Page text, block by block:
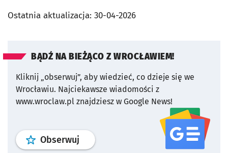
Ostatnia aktualizacja: 30-04-2026
BĄDŹ NA BIEŻĄCO Z WROCŁAWIEM!
Kliknij „obserwuj”, aby wiedzieć, co dzieje się we
Wrocławiu. Najciekawsze wiadomości z
www.wroclaw.pl znajdziesz w Google News!
Obserwuj profil serwisu